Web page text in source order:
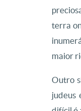
terra
maior
Outro
judeus